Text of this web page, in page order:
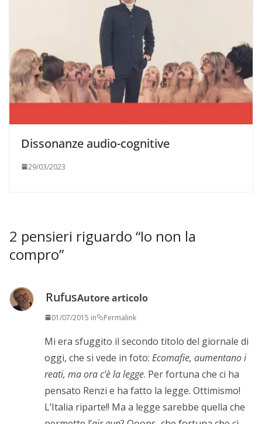
Dissonanze audio-cognitive
29/03/2023
2 pensieri riguardo “Io non la
compro”
RufusAutore articolo
01/07/2015 in Permalink
Mi era sfuggito il secondo titolo del giornale di
oggi, che si vede in foto: Ecomafie, aumentano i
reati, ma ora c’è la legge. Per fortuna che ci ha
pensato Renzi e ha fatto la legge. Ottimismo!
L’Italia riparte!! Ma a legge sarebbe quella che